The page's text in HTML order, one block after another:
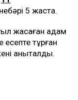
5 жаста.
жасаған адам
есепте тұрған
анықталды.